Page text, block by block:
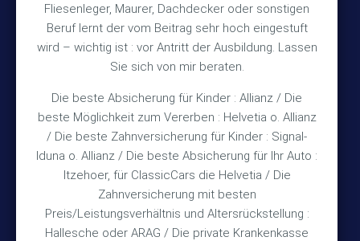
Fliesenleger, Maurer, Dachdecker oder sonstigen
Beruf lernt der vom Beitrag sehr hoch eingestuft
wird – wichtig ist : vor Antritt der Ausbildung. Lassen
Sie sich von mir beraten.
Die beste Absicherung für Kinder : Allianz / Die
beste Möglichkeit zum Vererben : Helvetia o. Allianz
/ Die beste Zahnversicherung für Kinder : Signal-
Iduna o. Allianz / Die beste Absicherung für Ihr Auto :
Itzehoer, für ClassicCars die Helvetia / Die
Zahnversicherung mit besten
Preis/Leistungsverhältnis und Altersrückstellung :
Hallesche oder ARAG / Die private Krankenkasse
vmh1a@web.de
Bürozeiten
Mo – Fr 10:15 – 12:00 Uhr
Mo & Do 15:30 – 18:00 Uhr
und nach Vereinbarung
Rechtliches